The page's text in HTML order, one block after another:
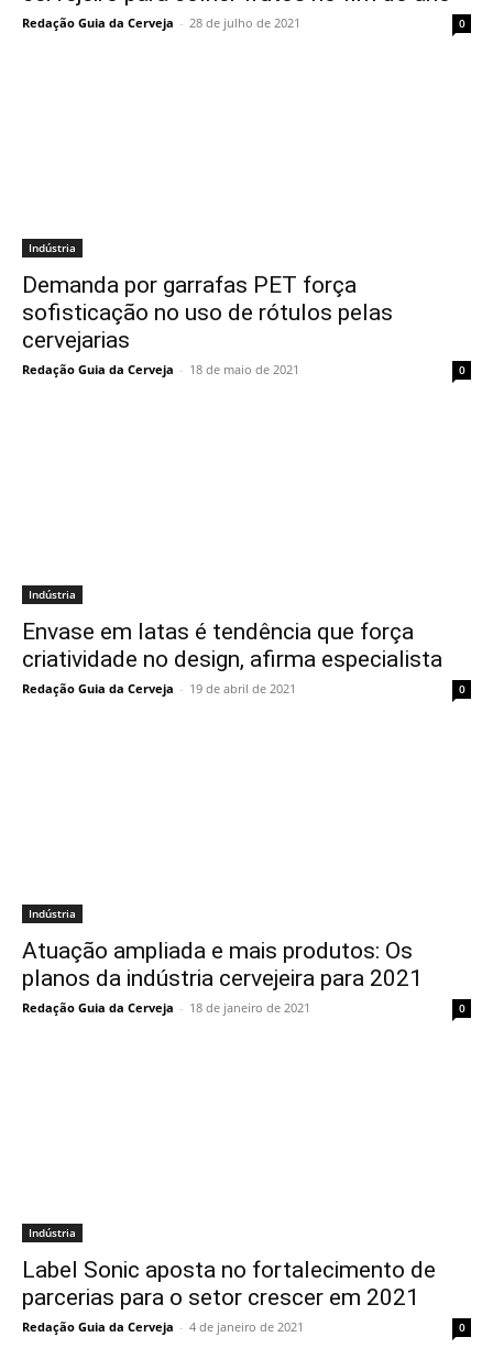
Redação Guia da Cerveja - 28 de julho de 2021 0
Indústria
Demanda por garrafas PET força
sofisticação no uso de rótulos pelas
cervejarias
Redação Guia da Cerveja - 18 de maio de 2021 0
Indústria
Envase em latas é tendência que força
criatividade no design, afirma especialista
Redação Guia da Cerveja - 19 de abril de 2021 0
Indústria
Atuação ampliada e mais produtos: Os
planos da indústria cervejeira para 2021
Redação Guia da Cerveja - 18 de janeiro de 2021 0
Indústria
Label Sonic aposta no fortalecimento de
parcerias para o setor crescer em 2021
Redação Guia da Cerveja - 4 de janeiro de 2021 0